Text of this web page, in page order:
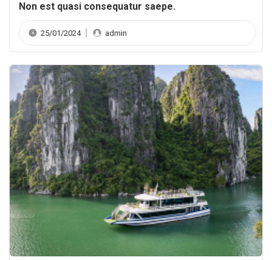
Non est quasi consequatur saepe.
25/01/2024 admin